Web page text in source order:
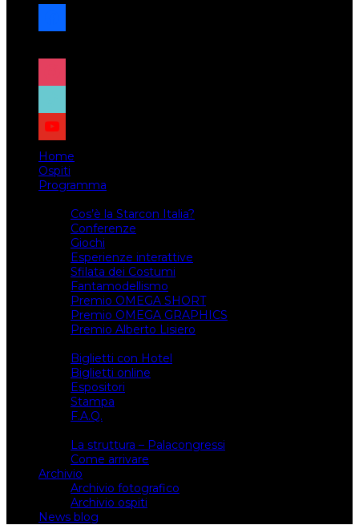
facebook
x
instagram
tiktok
youtube
Home
Ospiti
Programma
Cos’è la Starcon Italia?
Conferenze
Giochi
Esperienze interattive
Sfilata dei Costumi
Fantamodellismo
Premio OMEGA SHORT
Premio OMEGA GRAPHICS
Premio Alberto Lisiero
Biglietti con Hotel
Biglietti online
Espositori
Stampa
F.A.Q.
La struttura – Palacongressi
Come arrivare
Archivio
Archivio fotografico
Archivio ospiti
News blog